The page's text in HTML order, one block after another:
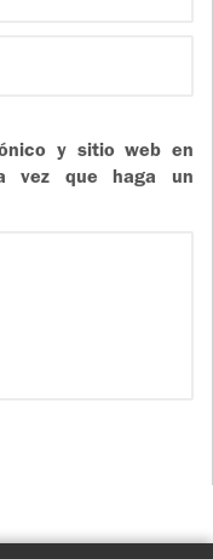
y sitio web en
vez que haga un